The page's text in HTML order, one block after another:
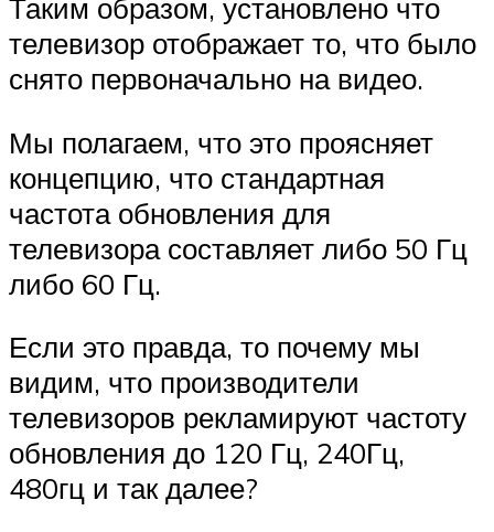
Таким образом, установлено что
телевизор отображает то, что было
снято первоначально на видео.
Мы полагаем, что это проясняет
концепцию, что стандартная
частота обновления для
телевизора составляет либо 50 Гц
либо 60 Гц.
Если это правда, то почему мы
видим, что производители
телевизоров рекламируют частоту
обновления до 120 Гц, 240Гц,
480гц и так далее?